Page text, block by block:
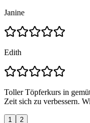
Janine
Edith
Toller Töpferkurs in
Zeit sich zu verbessern.
1 2